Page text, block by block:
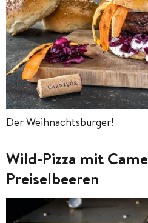
Der Weihnachtsburger!
Wild-Pizza mit
Preiselbeeren